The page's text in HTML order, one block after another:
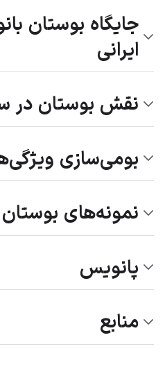
جایگاه بوستان
ایرانی
نقش بوستان در
بومی‌سازی
نمونه‌های بوستان
پانویس
منابع